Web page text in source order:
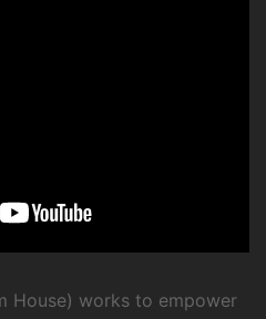
House) works to empower